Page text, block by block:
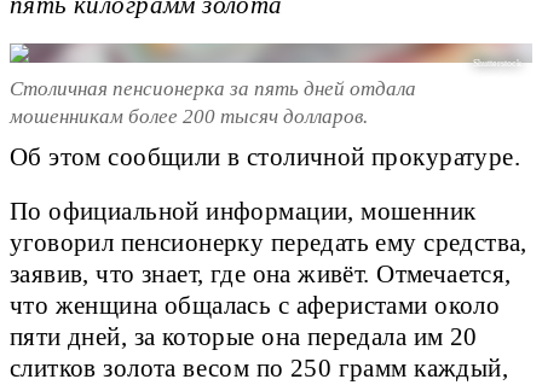
Shutterstock
Столичная пенсионерка за пять дней отдала
мошенникам более 200 тысяч долларов.
Об этом сообщили в столичной прокуратуре.
По официальной информации, мошенник
уговорил пенсионерку передать ему средства,
заявив, что знает, где она живёт. Отмечается,
что женщина общалась с аферистами около
пяти дней, за которые она передала им 20
слитков золота весом по 250 грамм каждый,